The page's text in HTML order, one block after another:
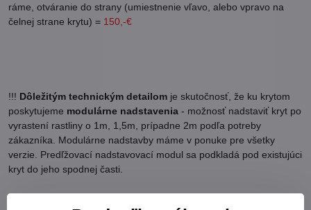
ráme, otváranie do strany (umiestnenie vľavo, alebo vpravo na
čelnej strane krytu) = 150,-€
!!! Dôležitým technickým detailom je skutočnosť, že ku krytom
poskytujeme modulárne nadstavenia - možnosť nadstaviť kryt po
vyrastení rastliny o 1m, 1,5m, prípadne 2m podľa potreby
zákazníka. Modulárne nadstavby máme v ponuke pre všetky
verzie. Predľžovací nadstavovací modul sa podkladá pod existujúci
kryt do jeho spodnej časti.